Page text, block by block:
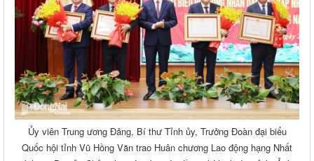
Ủy viên Trung ương Đảng, Bí thư Tỉnh ủy, Trưởng Đoàn đại biểu
Quốc hội tỉnh Vũ Hồng Văn trao Huân chương Lao động hạng Nhất